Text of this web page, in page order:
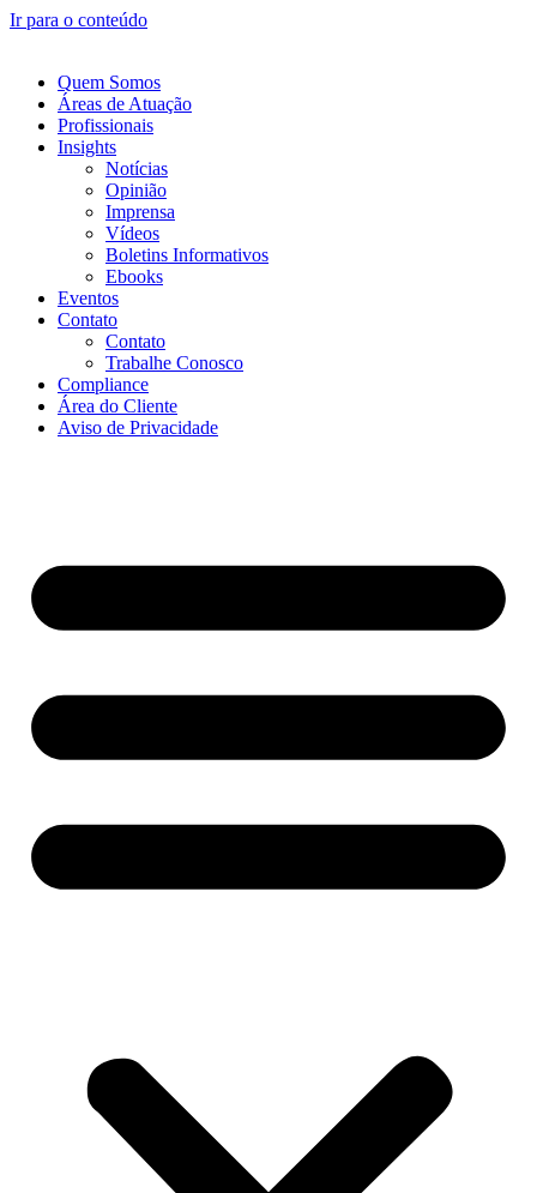
Ir para o conteúdo
Quem Somos
Áreas de Atuação
Profissionais
Insights
Notícias
Opinião
Imprensa
Vídeos
Boletins Informativos
Ebooks
Eventos
Contato
Contato
Trabalhe Conosco
Compliance
Área do Cliente
Aviso de Privacidade